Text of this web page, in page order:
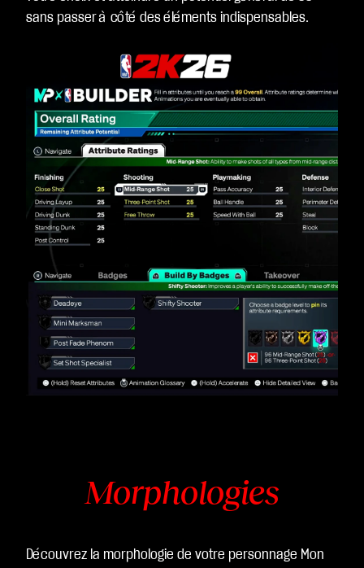
sans passer à côté des éléments indispensables.
Morphologies
Découvrez la morphologie de votre personnage Mon